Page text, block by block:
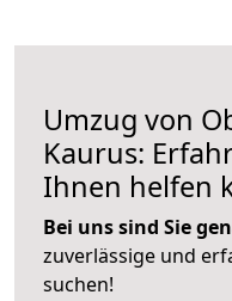
Umzug von
Kaurus:
Ihnen helfen
Bei uns sind Sie
zuverlässige und
suchen!